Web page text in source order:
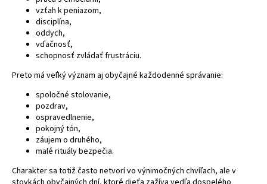
vzťah k peniazom,
disciplína,
oddych,
vďačnosť,
schopnosť zvládať frustráciu.
Preto má veľký význam aj obyčajné každodenné správanie:
spoločné stolovanie,
pozdrav,
ospravedlnenie,
pokojný tón,
záujem o druhého,
malé rituály bezpečia.
Charakter sa totiž často netvorí vo výnimočných chvíľach, ale v